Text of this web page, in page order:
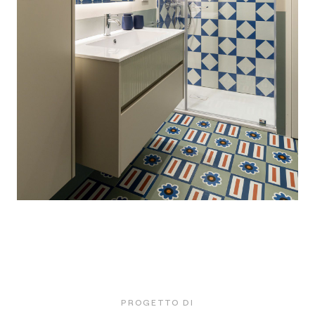
PROGETTO DI